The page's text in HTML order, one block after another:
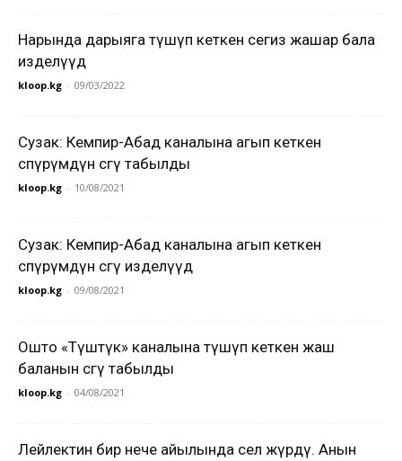
Нарында дарыяга түшүп кеткен сегиз жашар бала
изделүүдө
kloop.kg - 09/03/2022
Сузак: Кемпир-Абад каналына агып кеткен
өспүрүмдүн сөөгү табылды
kloop.kg - 10/08/2021
Сузак: Кемпир-Абад каналына агып кеткен
өспүрүмдүн сөөгү изделүүдө
kloop.kg - 09/08/2021
Ошто «Түштүк» каналына түшүп кеткен жаш
баланын сөөгү табылды
kloop.kg - 04/08/2021
Лейлектин бир нече айылында сел жүрдү. Анын